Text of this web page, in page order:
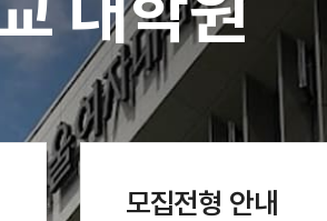
모집전형 안내